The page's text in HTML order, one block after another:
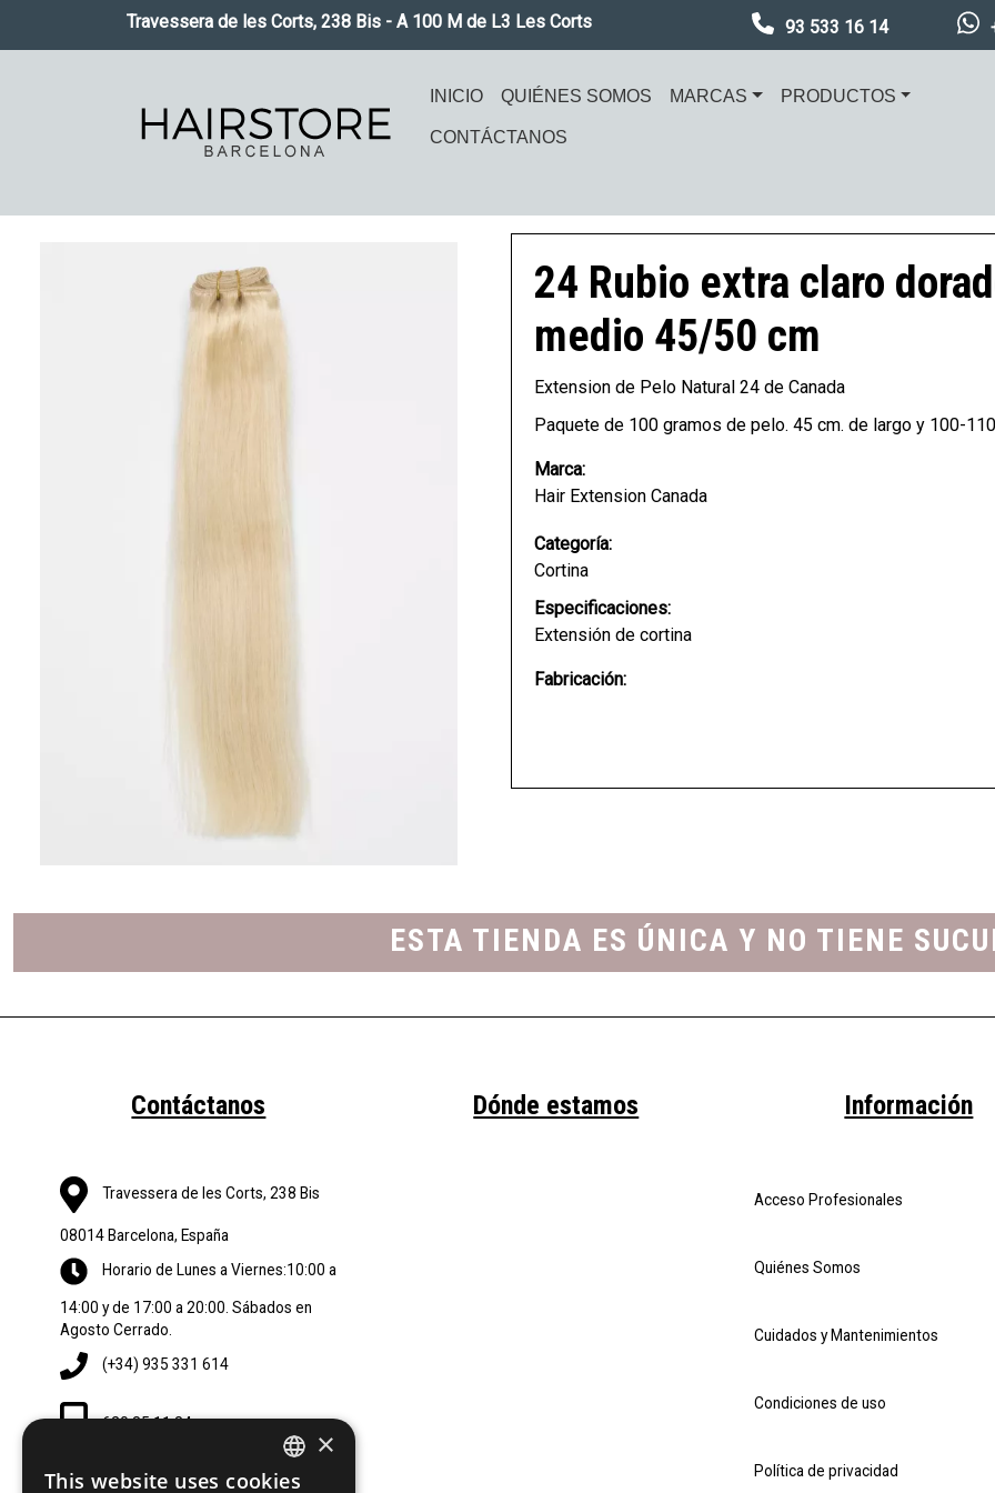
Pasar al contenido principalTravessera de les Corts, 238 Bis - A 100 M de L3 Les Corts 93 533 16 14
Navegación principal
INICIO QUIÉNES SOMOS MARCAS PRODUCTOS
CONTÁCTANOS
24 Rubio extra claro
medio 45/50 cm
Extension de Pelo Natural 24 de Canada
Paquete de 100 gramos de pelo. 45 cm. de largo y 100-
Marca:
Hair Extension Canada
Categoría:
Cortina
Especificaciones:
Extensión de cortina
Fabricación:
ESTA TIENDA ES ÚNICA Y NO TIENE
Contáctanos
Travessera de les Corts, 238 Bis
08014 Barcelona, España
Horario de Lunes a Viernes:10:00 a
14:00 y de 17:00 a 20:00. Sábados en
Agosto Cerrado.
(+34) 935 331 614
620 85 11 84
Dónde estamos Información
Acceso Profesionales
Quiénes Somos
Cuidados y Mantenimientos
Condiciones de uso
Política de privacidad
SPANISH
×
This website uses cookies